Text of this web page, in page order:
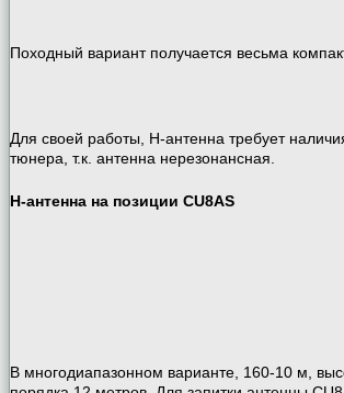
Походный вариант получается весьма
Для своей работы, H-антенна требует
тюнера, т.к. антенна нерезонансная.
H-антенна на позиции CU8AS
В многодиапазонном варианте, 160-10 м,